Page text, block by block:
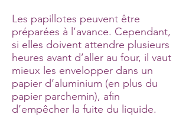
Les papillotes peuvent être
préparées à l’avance. Cependant,
si elles doivent attendre plusieurs
heures avant d’aller au four, il vaut
mieux les envelopper dans un
papier d’aluminium (en plus du
papier parchemin), afin
d’empêcher la fuite du liquide.